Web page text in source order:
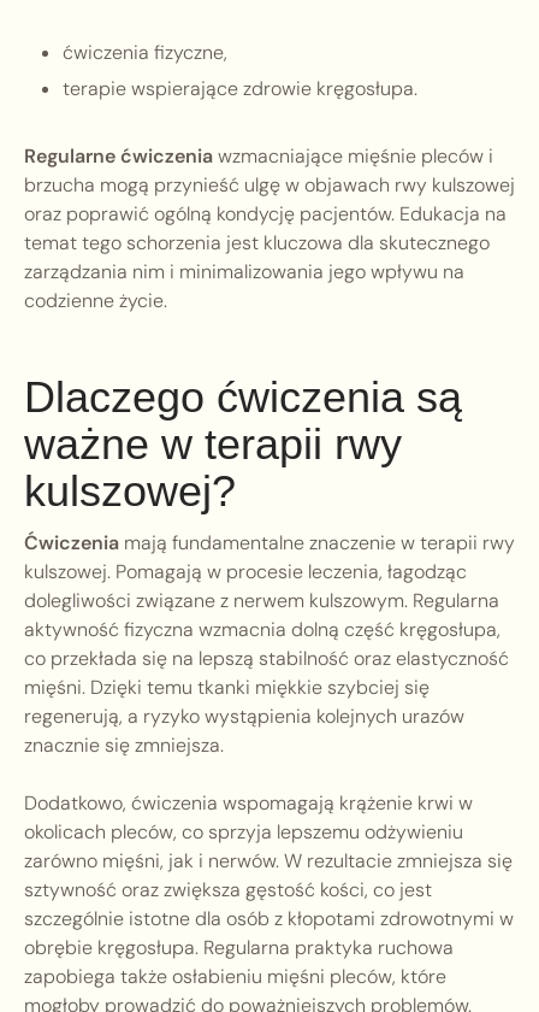
ćwiczenia fizyczne,
terapie wspierające zdrowie kręgosłupa.
Regularne ćwiczeniawzmacniające mięśnie pleców i
brzucha mogą przynieść ulgę w objawach rwy kulszowej
oraz poprawić ogólną kondycję pacjentów. Edukacja na
temat tego schorzenia jest kluczowa dla skutecznego
zarządzania nim i minimalizowania jego wpływu na
codzienne życie.
Dlaczego ćwiczenia są
ważne w terapii rwy
kulszowej?
Ćwiczenia mają fundamentalne znaczenie w terapii rwy
kulszowej. Pomagają w procesie leczenia, łagodząc
dolegliwości związane z nerwem kulszowym. Regularna
aktywność fizyczna wzmacnia dolną część kręgosłupa,
co przekłada się na lepszą stabilność oraz elastyczność
mięśni. Dzięki temu tkanki miękkie szybciej się
regenerują, a ryzyko wystąpienia kolejnych urazów
znacznie się zmniejsza.
Dodatkowo, ćwiczenia wspomagają krążenie krwi w
okolicach pleców, co sprzyja lepszemu odżywieniu
zarówno mięśni, jak i nerwów. W rezultacie zmniejsza się
sztywność oraz zwiększa gęstość kości, co jest
szczególnie istotne dla osób z kłopotami zdrowotnymi w
obrębie kręgosłupa. Regularna praktyka ruchowa
zapobiega także osłabieniu mięśni pleców, które
mogłoby prowadzić do poważniejszych problemów.